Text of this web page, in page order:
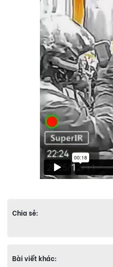
Chia sẻ:
Bài viết khác: